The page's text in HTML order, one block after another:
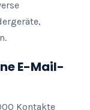
E-Mail-
Kontakte